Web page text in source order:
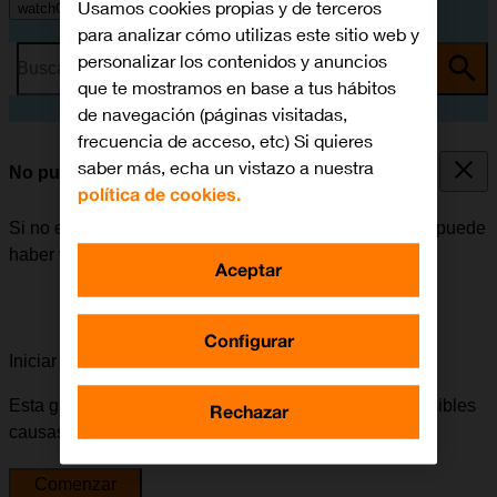
watchOS 11
Busca por problema o tema
No puedo reproducir música
Si no es posible reproducir música en el Apple Watch, puede
haber varias causas posibles al problema.
Iniciar la guía para solucionar tu problema
Esta guía te va a conducir a través de una serie de posibles
causas y soluciones al problema.
Comenzar
Usamos cookies propias y de terceros
para analizar cómo utilizas este sitio web y
personalizar los contenidos y anuncios
que te mostramos en base a tus hábitos
de navegación (páginas visitadas,
frecuencia de acceso, etc) Si quieres
saber más, echa un vistazo a nuestra
política de cookies.
Configurar
Rechazar
Aceptar